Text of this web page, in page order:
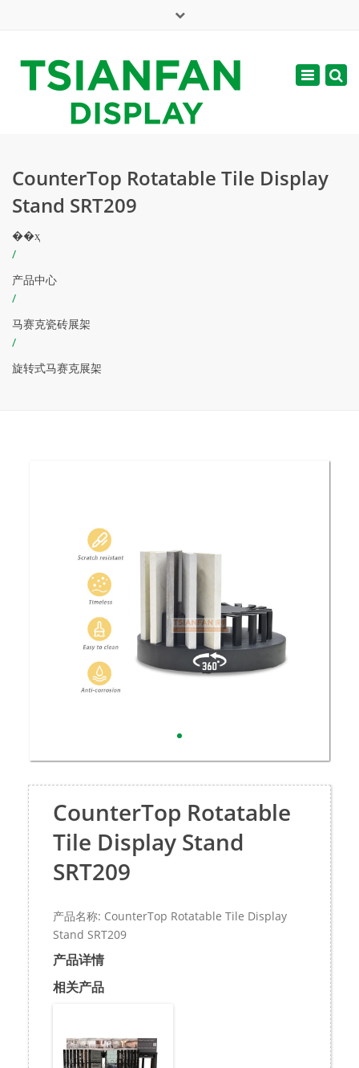
周一 - 周六: 7:00 - 17:00
Toggle
CounterTop Rotatable Tile Display
Stand SRT209
��ҳ
/
产品中心
/
马赛克瓷砖展架
/
旋转式马赛克展架
CounterTop Rotatable
Tile Display Stand
SRT209
产品名称: CounterTop Rotatable Tile Display
Stand SRT209
产品详情
相关产品